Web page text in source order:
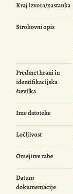
Kraj izvora/nastanka
Strokovni opis
Predmet hrani in
identifikacijska
številka
Ime datoteke
Ločljivost
Omejitve rabe
Datum
dokumentacije